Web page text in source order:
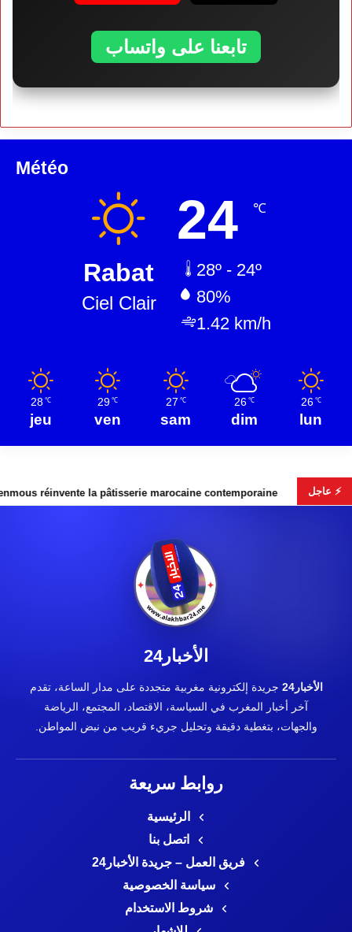
تابعنا على واتساب
Météo
Rabat
Ciel Clair
24 ℃
28º - 24º
80%
1.42 km/h
28 ℃
jeu
29 ℃
ven
27 ℃
sam
26 ℃
dim
26 ℃
lun
⚡ عاجل Fusion
la pâtisserie marocaine contemporaine
الأخبار24
الأخبار24
جريدة إلكترونية مغربية متجددة على مدار الساعة، تقدم
آخر أخبار المغرب في السياسة، الاقتصاد، المجتمع، الرياضة
والجهات، بتغطية دقيقة وتحليل جريء قريب من نبض المواطن.
روابط سريعة
الرئيسية
اتصل بنا
فريق العمل – جريدة الأخبار24
سياسة الخصوصية
شروط الاستخدام